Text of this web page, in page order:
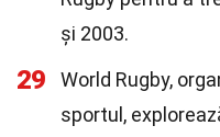
și 2003.
29
World Rugby,
sportul,